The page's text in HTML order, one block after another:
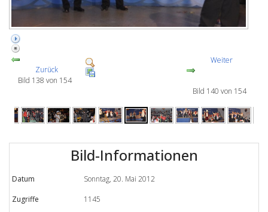
Zurück
Bild 138 von 154
Weiter
Bild 140 von 154
Bild-Informationen
Datum
Sonntag, 20. Mai 2012
Zugriffe
1145